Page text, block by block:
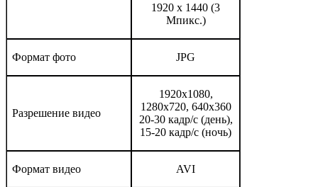
1920 х 1440 (3
Мпикс.)
Формат фото JPG
Разрешение видео
1920х1080,
1280х720, 640х360
20-30 кадр/с (день),
15-20 кадр/с (ночь)
Формат видео AVI